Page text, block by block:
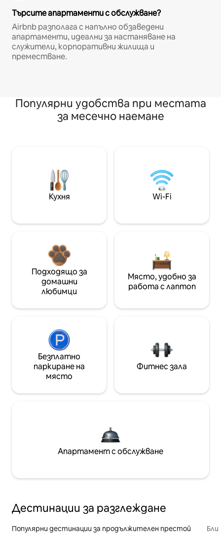
Търсите апартаменти с обслужване?
Airbnb разполага с напълно обзаведени
апартаменти, идеални за настаняване на
служители, корпоративни жилища и
преместване.
Популярни удобства при местата
за месечно наемане
Кухня Wi-Fi
Подходящо за
домашни
любимци
Място, удобно за
работа с лаптоп
Безплатно
паркиране на
място
Фитнес зала
Апартамент с обслужване
Дестинации за разглеждане
Популярни дестинации за продължителен престой